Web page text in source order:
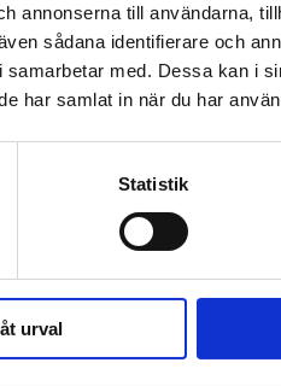
annonserna till användarna,
sådana identifierare och
med. Dessa kan i
har samlat in när du har
Statistik
urval
Kundservice
Prenumerera
Annonsera